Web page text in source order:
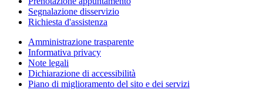
Segnalazione disservizio
Richiesta d'assistenza
Amministrazione trasparente
Informativa privacy
Note legali
Dichiarazione di accessibilità
Piano di miglioramento del sito e dei servizi